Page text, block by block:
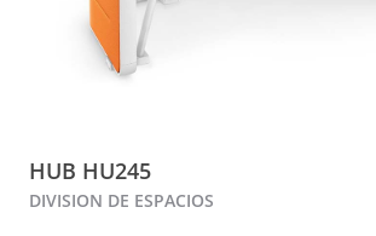
HUB HU245
DIVISION DE ESPACIOS